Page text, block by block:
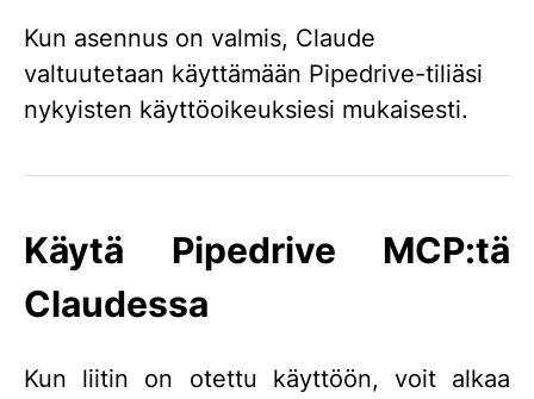
Kun asennus on valmis, Claude
valtuutetaan käyttämään Pipedrive-tiliäsi
nykyisten käyttöoikeuksiesi mukaisesti.
Käytä Pipedrive MCP:tä
Claudessa
Kun liitin on otettu käyttöön, voit alkaa